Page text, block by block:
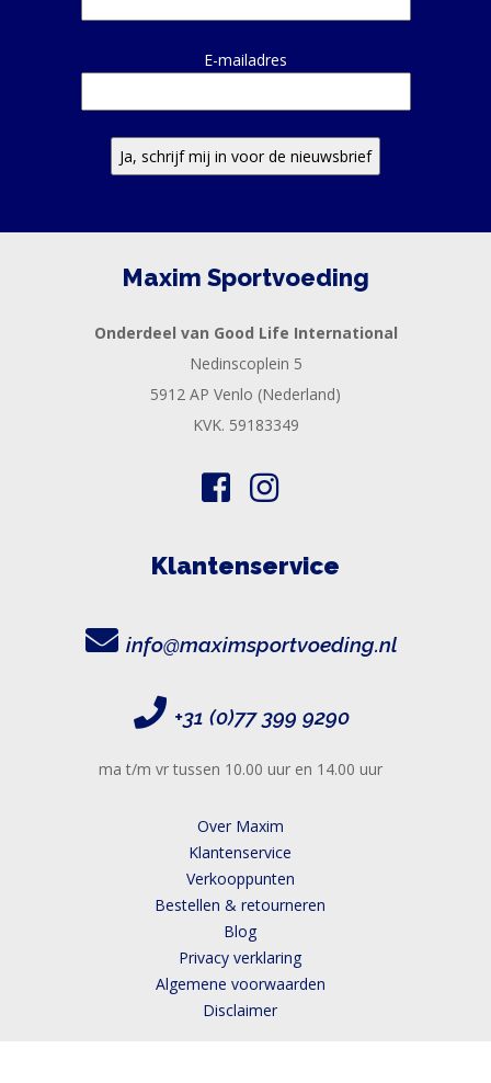
E-mailadres
Maxim Sportvoeding
Onderdeel van Good Life International
Nedinscoplein 5
5912 AP Venlo (Nederland)
KVK. 59183349
Klantenservice
info@maximsportvoeding.nl
+31 (0)77 399 9290
ma t/m vr tussen 10.00 uur en 14.00 uur
Over Maxim
Klantenservice
Verkooppunten
Bestellen & retourneren
Blog
Privacy verklaring
Algemene voorwaarden
Disclaimer